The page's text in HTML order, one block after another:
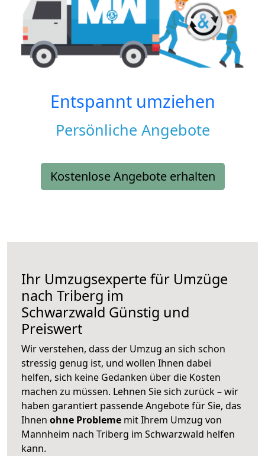
Entspannt umziehen
Persönliche Angebote
Kostenlose Angebote erhalten
Ihr Umzugsexperte für Umzüge
nach Triberg im
Schwarzwald Günstig und
Preiswert
Wir verstehen, dass der Umzug an sich schon
stressig genug ist, und wollen Ihnen dabei
helfen, sich keine Gedanken über die Kosten
machen zu müssen. Lehnen Sie sich zurück – wir
haben garantiert passende Angebote für Sie, das
Ihnen ohne Probleme mit Ihrem Umzug von
Mannheim nach Triberg im Schwarzwald helfen
kann.